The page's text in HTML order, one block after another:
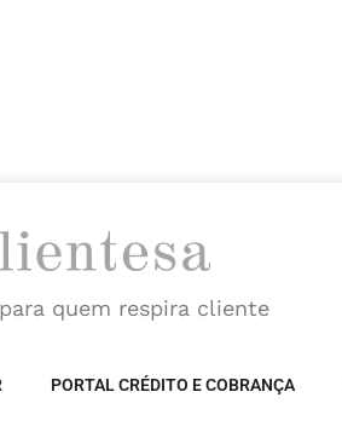
quem respira cliente
PORTAL CRÉDITO E COBRANÇA